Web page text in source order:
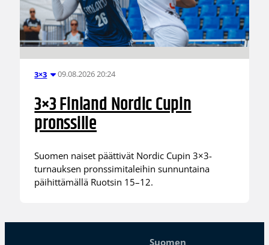
3×3 09.08.2026 20:24
3×3 Finland Nordic Cupin
pronssille
Suomen naiset päättivät Nordic Cupin 3×3-
turnauksen pronssimitaleihin sunnuntaina
päihittämällä Ruotsin 15–12.
Suomen